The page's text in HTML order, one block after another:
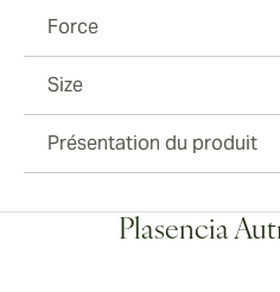
Force
Size
Présentation du produit
Plasencia